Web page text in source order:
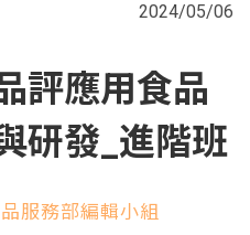
2024/05/06
評應用食品
研發_進階班
服務部編輯小組